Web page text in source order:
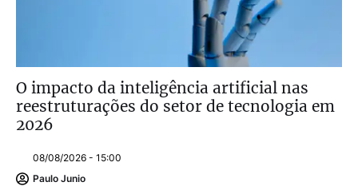
O impacto da inteligência artificial nas
reestruturações do setor de tecnologia em
2026
08/08/2026 - 15:00
Paulo Junio